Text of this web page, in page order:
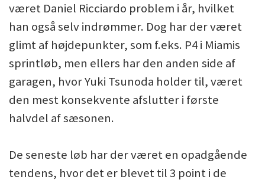
været Daniel Ricciardo problem i år, hvilket
han også selv indrømmer. Dog har der været
glimt af højdepunkter, som f.eks. P4 i Miamis
sprintløb, men ellers har den anden side af
garagen, hvor Yuki Tsunoda holder til, været
den mest konsekvente afslutter i første
halvdel af sæsonen.
De seneste løb har der været en opadgående
tendens, hvor det er blevet til 3 point i de